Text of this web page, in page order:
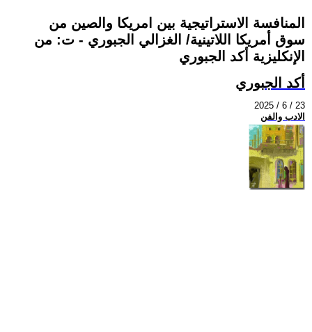
المنافسة الاستراتيجية بين امريكا والصين من
سوق أمريكا اللاتينية/ الغزالي الجبوري - ت: من
الإنكليزية أكد الجبوري
أكد الجبوري
2025 / 6 / 23
الادب والفن